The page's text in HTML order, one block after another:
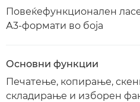
Повеќефункционален
А3-формати во боја
Основни функции
Печатење, копирање,
складирање и изборен